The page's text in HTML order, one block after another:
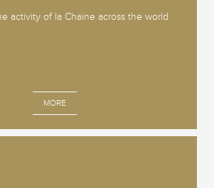
activity of la Chaine across the world
MORE